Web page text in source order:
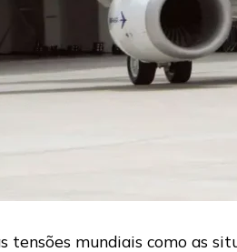
tensões mundiais como as